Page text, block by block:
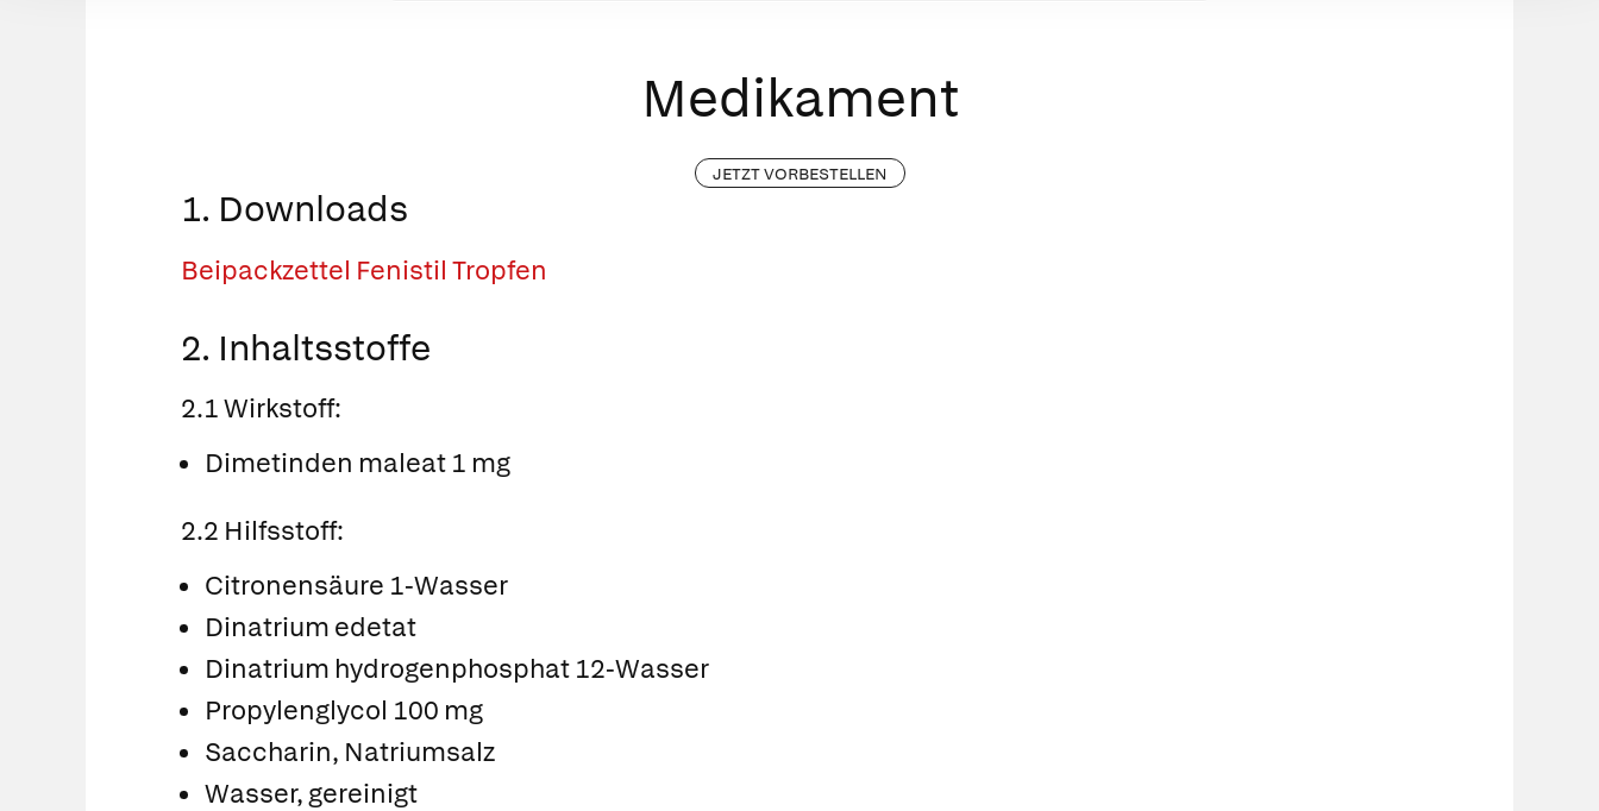
Medikament
JETZT VORBESTELLEN
1. Downloads
Beipackzettel Fenistil Tropfen
2. Inhaltsstoffe
2.1 Wirkstoff:
Dimetinden maleat 1 mg
2.2 Hilfsstoff:
Citronensäure 1-Wasser
Dinatrium edetat
Dinatrium hydrogenphosphat 12-Wasser
Propylenglycol 100 mg
Saccharin, Natriumsalz
Wasser, gereinigt